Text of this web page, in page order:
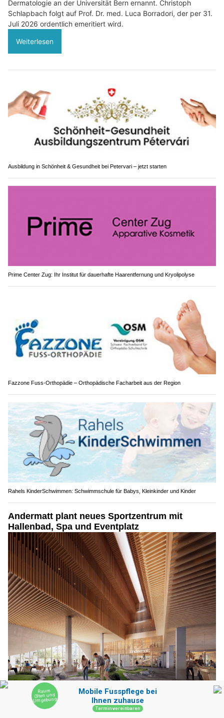
Dermatologie an der Universität Bern ernannt. Christoph
Schlapbach folgt auf Prof. Dr. med. Luca Borradori, der per 31.
Juli 2026 ordentlich emeritiert wird.
Weiterlesen
Ausbildung in Schönheit & Gesundheit bei Petervari – jetzt starten
Prime Center Zug: Ihr Institut für dauerhafte Haarentfernung und Kryolipolyse
Fazzone Fuss-Orthopädie – Orthopädische Facharbeit aus der Region
Rahels KinderSchwimmen: Schwimmschule für Babys, Kleinkinder und Kinder
Andermatt plant neues Sportzentrum mit
Hallenbad, Spa und Eventplatz
10.06.26 VON BELMEDIA REDAKTION
Mit der Weiterentwicklung der Sportszone konkretisiert die